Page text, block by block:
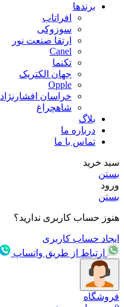
برندها
افراتاب
سوزوکی
ارتقا صنعت نور
Canel
تکنما
جهان الکتریک
Opple
خراسان افشارنژاد
شاهچراغ
بلاگ
درباره ما
تماس با ما
سبد خرید
بستن
ورود
بستن
هنوز حساب کاربری ندارید؟
ایجاد حساب کاربری
ارتباط از طریق واتساپ
فروشگاه